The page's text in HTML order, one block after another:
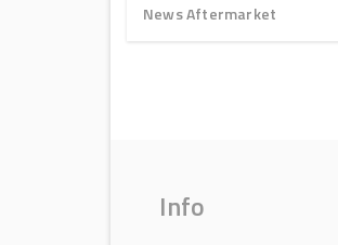
velocità
News Aftermarket
Info